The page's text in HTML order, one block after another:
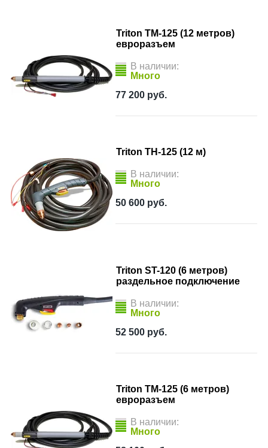
Triton TM-125 (12 метров)
евроразъем
В наличии:
Много
77 200 руб.
Triton TH-125 (12 м)
В наличии:
Много
50 600 руб.
Triton ST-120 (6 метров)
раздельное подключение
В наличии:
Много
52 500 руб.
Triton TM-125 (6 метров)
евроразъем
В наличии:
Много